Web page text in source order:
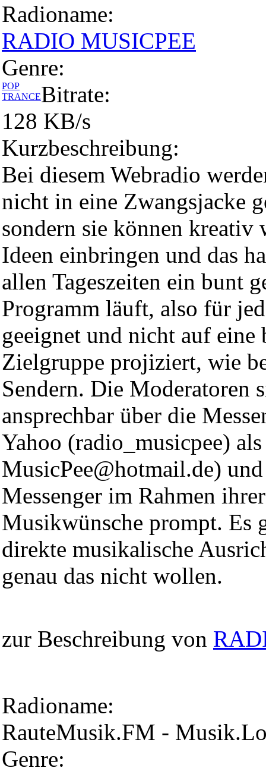
Radioname:
RADIO MUSICPEE
Genre:
POP
TRANCEBitrate:
128 KB/s
Kurzbeschreibung:
Bei diesem Webradio
nicht in eine Zwangsjacke
sondern sie können kreativ
Ideen einbringen und das
allen Tageszeiten ein bunt
Programm läuft, also für
geeignet und nicht auf eine
Zielgruppe projiziert, wie
Sendern. Die Moderatoren
ansprechbar über die
Yahoo (radio_musicpee)
MusicPee@hotmail.de)
Messenger im Rahmen
Musikwünsche prompt. Es
direkte musikalische
genau das nicht wollen.
zur Beschreibung von
Radioname:
RauteMusik.FM -
Genre: